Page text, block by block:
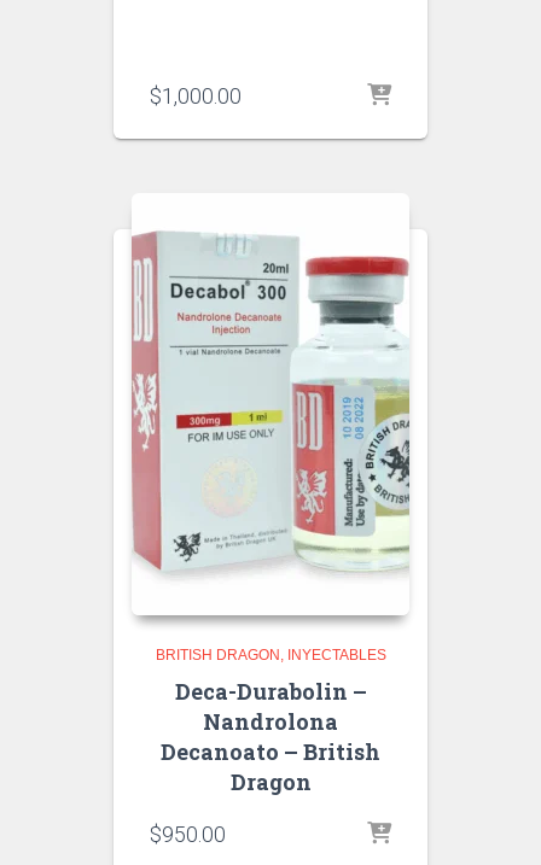
$1,000.00
BRITISH DRAGON INYECTABLES
Deca-Durabolin –
Nandrolona
Decanoato – British
Dragon
$950.00